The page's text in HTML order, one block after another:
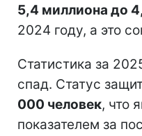
5,4 миллиона до
2024 году, а это
Статистика за
спад. Статус
000 человек, что
показателем за